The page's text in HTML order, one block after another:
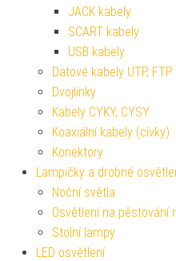
JACK kabely
SCART kabely
USB kabely
Datové kabely UTP, FTP
Dvojlinky
Kabely CYKY, CYSY
Koaxiální kabely (cívky)
Konektory
Lampičky a drobné
Noční světla
Osvětlení na pěstování
Stolní lampy
LED osvětlení